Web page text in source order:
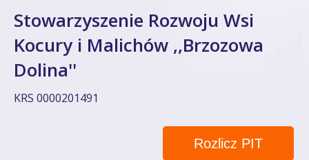
Stowarzyszenie Rozwoju Wsi
Kocury i Malichów ,,Brzozowa
Dolina''
KRS 0000201491
Rozlicz PIT